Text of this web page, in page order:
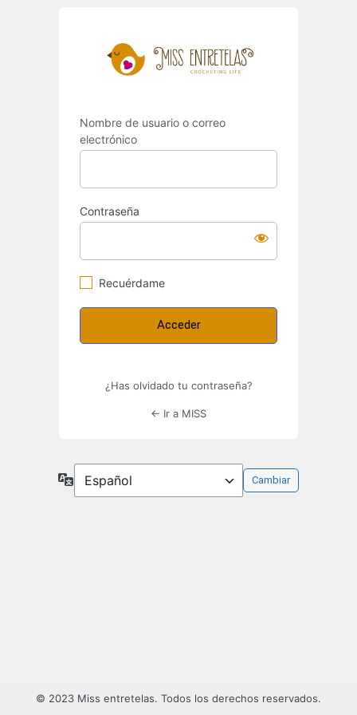
Nombre de usuario o correo
electrónico
Contraseña
Recuérdame
¿Has olvidado tu contraseña?
← Ir a MISS
Idioma
© 2023 Miss entretelas. Todos los derechos reservados.